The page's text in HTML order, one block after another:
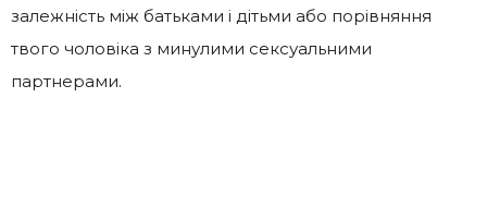
залежність між батьками і дітьми або порівняння
твого чоловіка з минулими сексуальними
партнерами.